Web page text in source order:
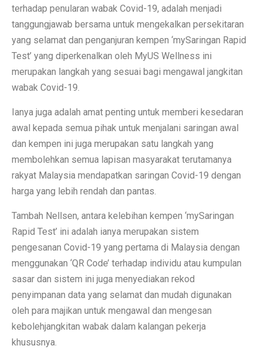
terhadap penularan wabak Covid-19, adalah menjadi
tanggungjawab bersama untuk mengekalkan persekitaran
yang selamat dan penganjuran kempen ‘mySaringan Rapid
Test’ yang diperkenalkan oleh MyUS Wellness ini
merupakan langkah yang sesuai bagi mengawal jangkitan
wabak Covid-19.
Ianya juga adalah amat penting untuk memberi kesedaran
awal kepada semua pihak untuk menjalani saringan awal
dan kempen ini juga merupakan satu langkah yang
membolehkan semua lapisan masyarakat terutamanya
rakyat Malaysia mendapatkan saringan Covid-19 dengan
harga yang lebih rendah dan pantas.
Tambah Nellsen, antara kelebihan kempen ‘mySaringan
Rapid Test’ ini adalah ianya merupakan sistem
pengesanan Covid-19 yang pertama di Malaysia dengan
menggunakan ‘QR Code’ terhadap individu atau kumpulan
sasar dan sistem ini juga menyediakan rekod
penyimpanan data yang selamat dan mudah digunakan
oleh para majikan untuk mengawal dan mengesan
kebolehjangkitan wabak dalam kalangan pekerja
khususnya.